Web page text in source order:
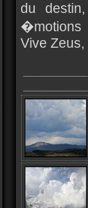
du
�motions
Vive